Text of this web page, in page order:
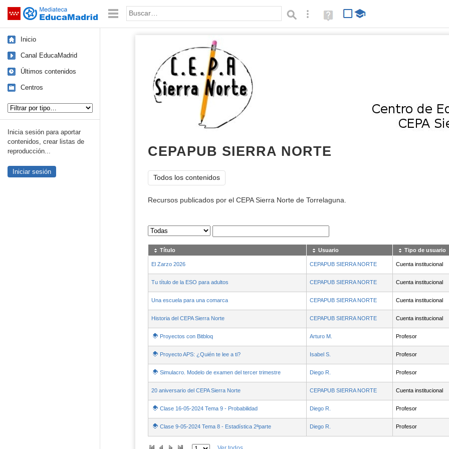
Saltar navegación Palabra o frase: Búsqueda avanzada
Ayuda
(en
Inicio
Canal EducaMadrid
Últimos contenidos
Centros
Inicia sesión para aportar
contenidos, crear listas de
reproducción...
Iniciar sesión
CEPAPUB SIERRA NORTE
Todos los contenidos
Recursos publicados por el CEPA Sierra Norte de Torrelaguna.
Sus archivos
Título Usuario Tipo de usuario
El Zarzo 2026 CEPAPUB SIERRA NORTE Cuenta institucional
Tu título de la ESO para adultos CEPAPUB SIERRA NORTE Cuenta institucional
Una escuela para una comarca CEPAPUB SIERRA NORTE Cuenta institucional
Historia del CEPA Sierra Norte CEPAPUB SIERRA NORTE Cuenta institucional
Proyectos con Bitbloq Arturo M. Profesor
Proyecto APS: ¿Quién te lee a ti? Isabel S. Profesor
Simulacro. Modelo de examen del tercer trimestre Diego R. Profesor
20 aniversario del CEPA Sierra Norte CEPAPUB SIERRA NORTE Cuenta institucional
Clase 16-05-2024 Tema 9 - Probabilidad Diego R. Profesor
Clase 9-05-2024 Tema 8 - Estadística 2ªparte Diego R. Profesor